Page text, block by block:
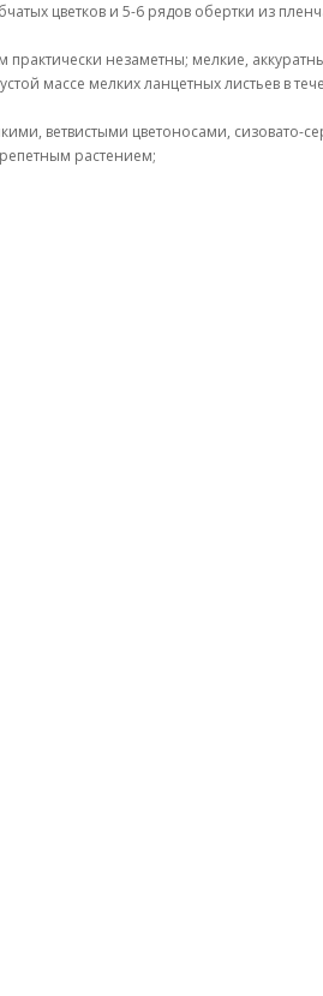
цветков и 5-6 рядов обертки из
незаметны; мелкие,
массе мелких ланцетных листьев в
ветвистыми цветоносами, сизовато-
растением;